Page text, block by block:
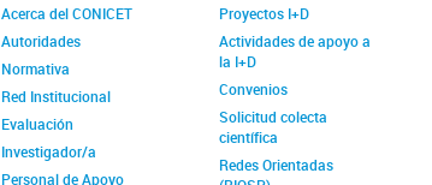
Acerca del CONICET
Autoridades
Normativa
Red Institucional
Evaluación
Investigador/a
Personal de Apoyo
Proyectos I+D
Actividades de apoyo a
la I+D
Convenios
Solicitud colecta
científica
Redes Orientadas